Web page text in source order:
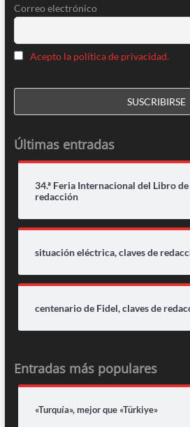
Correo electrónico
Acepto la política de privacidad.
Últimas entradas
34.ª Feria Internacional del Libro de
redacción
situación eléctrica, claves de
centenario de Fidel, claves de
Entradas más populares
«Turquía», mejor que «Türkiye»